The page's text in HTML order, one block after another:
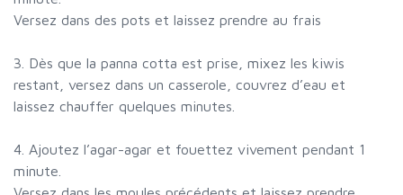
Versez dans des pots et laissez prendre au frais
3. Dès que la panna cotta est prise, mixez les kiwis
restant, versez dans un casserole, couvrez d’eau et
laissez chauffer quelques minutes.
4. Ajoutez l’agar-agar et fouettez vivement pendant 1
minute.